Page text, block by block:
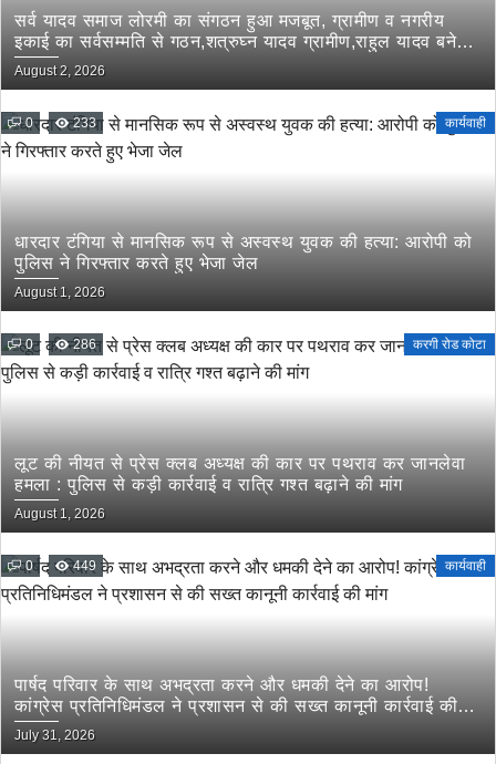
सर्व यादव समाज लोरमी का संगठन हुआ मजबूत, ग्रामीण व नगरीय
इकाई का सर्वसम्मति से गठन,शत्रुघ्न यादव ग्रामीण,राहुल यादव बने
लोरमी शहरी अध्यक्ष
August 2, 2026
0 233 कार्यवाही
धारदार टंगिया से मानसिक रूप से अस्वस्थ युवक की हत्या: आरोपी को
पुलिस ने गिरफ्तार करते हुए भेजा जेल
August 1, 2026
0 286 करगी रोड कोटा
लूट की नीयत से प्रेस क्लब अध्यक्ष की कार पर पथराव कर जानलेवा
हमला : पुलिस से कड़ी कार्रवाई व रात्रि गश्त बढ़ाने की मांग
August 1, 2026
0 449 कार्यवाही
पार्षद परिवार के साथ अभद्रता करने और धमकी देने का आरोप!
कांग्रेस प्रतिनिधिमंडल ने प्रशासन से की सख्त कानूनी कार्रवाई की
मांग
July 31, 2026